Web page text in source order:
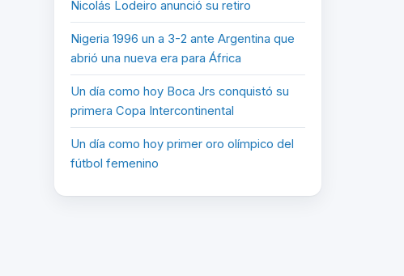
Nicolás Lodeiro anunció su retiro
Nigeria 1996 un a 3-2 ante Argentina que
abrió una nueva era para África
Un día como hoy Boca Jrs conquistó su
primera Copa Intercontinental
Un día como hoy primer oro olímpico del
fútbol femenino